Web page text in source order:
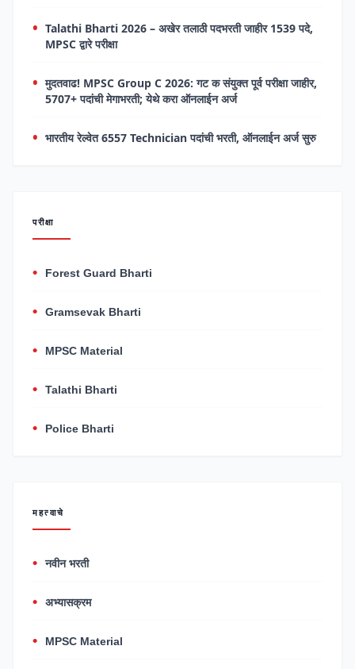
Talathi Bharti 2026 – अखेर तलाठी पदभरती जाहीर 1539 पदे,
MPSC द्वारे परीक्षा
मुदतवाढ! MPSC Group C 2026: गट क संयुक्त पूर्व परीक्षा जाहीर,
5707+ पदांची मेगाभरती; येथे करा ऑनलाईन अर्ज
भारतीय रेल्वेत 6557 Technician पदांची भरती, ऑनलाईन अर्ज सुरु
परीक्षा
Forest Guard Bharti
Gramsevak Bharti
MPSC Material
Talathi Bharti
Police Bharti
महत्वाचे
नवीन भरती
अभ्यासक्रम
MPSC Material